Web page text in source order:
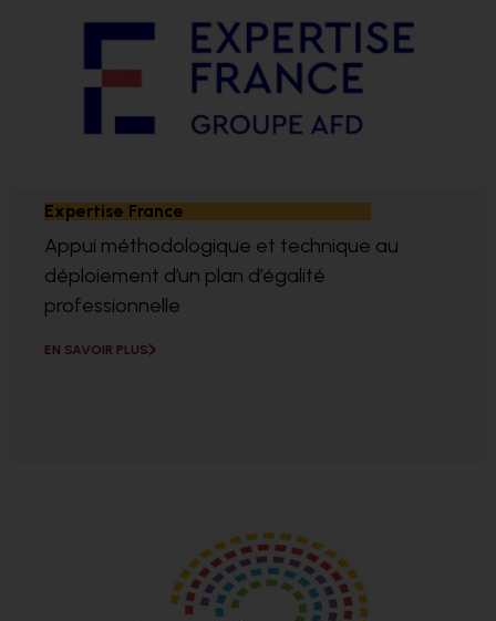
Expertise France
Appui méthodologique et technique au
déploiement d’un plan d’égalité
professionnelle
EN SAVOIR PLUS